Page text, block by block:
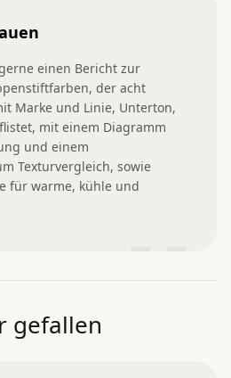
einen Bericht zur
der acht
Marke und Linie, Unterton,
mit einem Diagramm
und einem
Texturvergleich, sowie
für warme, kühle und
gefallen